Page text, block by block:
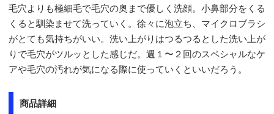
毛穴よりも極細毛で毛穴の奥まで優しく洗顔。小鼻部分をくる
くると馴染ませて洗っていく。徐々に泡立ち、マイクロブラシ
がとても気持ちがいい。洗い上がりはつるつるとした洗い上が
りで毛穴がツルッとした感じだ。週１〜２回のスペシャルなケ
アや毛穴の汚れが気になる際に使っていくといいだろう。
商品詳細